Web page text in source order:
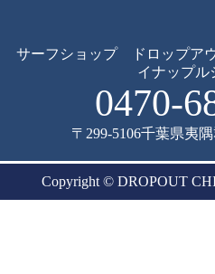
サーフショップ ドロップア
イナップル
0470-
〒299-5106千葉県夷隅
Copyright © DROPOUT